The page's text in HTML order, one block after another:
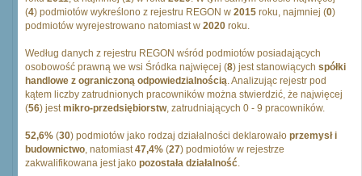
(4) podmiotów wykreślono z rejestru REGON w 2015 roku, najmniej (0)
podmiotów wyrejestrowano natomiast w 2020 roku.
Według danych z rejestru REGON wśród podmiotów posiadających
osobowość prawną we wsi Śródka najwięcej (8) jest stanowiących spółki
handlowe z ograniczoną odpowiedzialnością. Analizując rejestr pod
kątem liczby zatrudnionych pracowników można stwierdzić, że najwięcej
(56) jestmikro-przedsiębiorstw, zatrudniających 0 - 9 pracowników.
52,6% (30) podmiotów jako rodzaj działalności deklarowało przemysł i
budownictwo, natomiast47,4% (27) podmiotów w rejestrze
zakwalifikowana jest jako pozostała działalność.